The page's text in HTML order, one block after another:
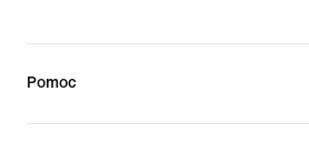
Pomoc